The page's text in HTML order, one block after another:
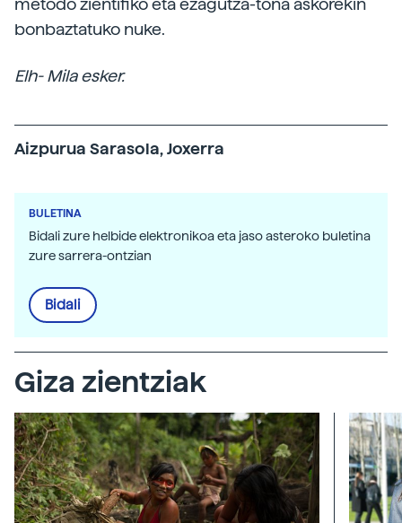
metodo zientifiko eta ezagutza-tona askorekin
bonbaztatuko nuke.
Elh- Mila esker.
Aizpurua Sarasola, Joxerra
BULETINA
Bidali zure helbide elektronikoa eta jaso asteroko buletina
zure sarrera-ontzian
Bidali
Giza zientziak